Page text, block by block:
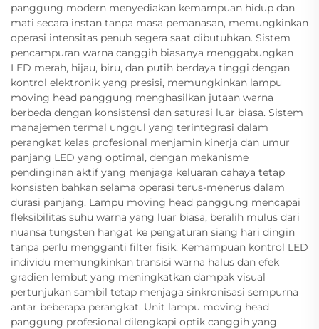
panggung modern menyediakan kemampuan hidup dan
mati secara instan tanpa masa pemanasan, memungkinkan
operasi intensitas penuh segera saat dibutuhkan. Sistem
pencampuran warna canggih biasanya menggabungkan
LED merah, hijau, biru, dan putih berdaya tinggi dengan
kontrol elektronik yang presisi, memungkinkan lampu
moving head panggung menghasilkan jutaan warna
berbeda dengan konsistensi dan saturasi luar biasa. Sistem
manajemen termal unggul yang terintegrasi dalam
perangkat kelas profesional menjamin kinerja dan umur
panjang LED yang optimal, dengan mekanisme
pendinginan aktif yang menjaga keluaran cahaya tetap
konsisten bahkan selama operasi terus-menerus dalam
durasi panjang. Lampu moving head panggung mencapai
fleksibilitas suhu warna yang luar biasa, beralih mulus dari
nuansa tungsten hangat ke pengaturan siang hari dingin
tanpa perlu mengganti filter fisik. Kemampuan kontrol LED
individu memungkinkan transisi warna halus dan efek
gradien lembut yang meningkatkan dampak visual
pertunjukan sambil tetap menjaga sinkronisasi sempurna
antar beberapa perangkat. Unit lampu moving head
panggung profesional dilengkapi optik canggih yang